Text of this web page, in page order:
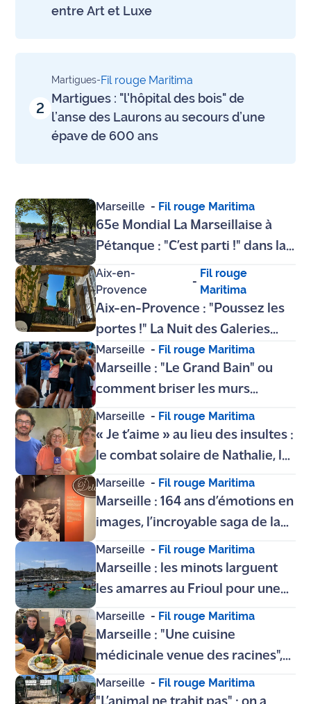
contacter
Ecouter
et voir
Maritima
nous ?
Devenir
annonceur
Recrutement
Mention
légales
Conditions
générales
d'utilisation du
site maritima.fr
Archives
entre Art et Luxe
2
Martigues-Fil rouge Maritima
Martigues : "l'hôpital des bois" de
l’anse des Laurons au secours d’une
épave de 600 ans
Marseille - Fil rouge Maritima
65e Mondial La Marseillaise à
Pétanque : "C’est parti !" dans la
ferveur et la fraîcheur du Parc
Borély
Aix-en-
Provence
-
Fil rouge
Maritima
Aix-en-Provence : "Poussez les
portes !" La Nuit des Galeries
revient illuminer le centre-ville
ce soir
Marseille - Fil rouge Maritima
Marseille : "Le Grand Bain" ou
comment briser les murs
invisibles entre les enfants de la
ville
Marseille - Fil rouge Maritima
« Je t’aime » au lieu des insultes :
le combat solaire de Nathalie, la
Marseillaise qui a apprivoisé son
syndrome de la Tourette
Marseille - Fil rouge Maritima
Marseille : 164 ans d’émotions en
images, l’incroyable saga de la
dynastie Detaille au Musée
d’Histoire
Marseille - Fil rouge Maritima
Marseille : les minots larguent
les amarres au Frioul pour une
parenthèse enchantée loin de la
canicule
Marseille - Fil rouge Maritima
Marseille : "Une cuisine
médicinale venue des racines",
le Refugee Food Festival
s’installe au Zinzin
Marseille - Fil rouge Maritima